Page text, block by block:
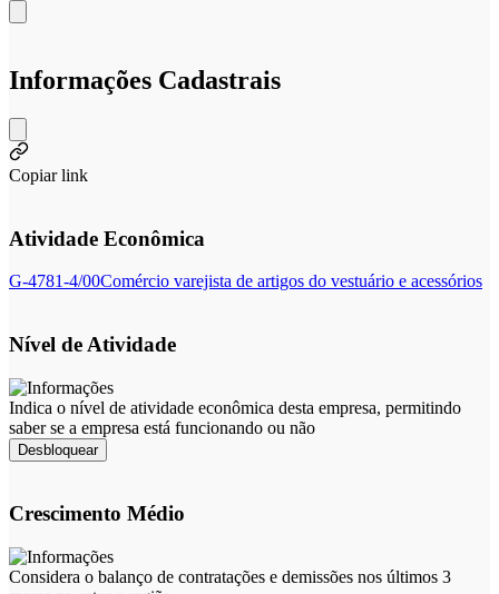
Informações Cadastrais
Copiar link
Atividade Econômica
G-4781-4/00Comércio varejista de artigos do vestuário e acessórios
Nível de Atividade
Indica o nível de atividade econômica desta empresa, permitindo
saber se a empresa está funcionando ou não
Desbloquear
Crescimento Médio
Considera o balanço de contratações e demissões nos últimos 3